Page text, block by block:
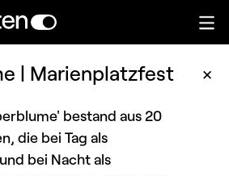
| Marienplatzfest ✕
bestand aus 20
die bei Tag als
bei Nacht als